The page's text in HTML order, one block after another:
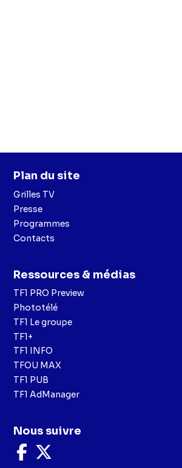
Plan du site
Grilles TV
Presse
Programmes
Contacts
Ressources & médias
TF1 PRO Preview
Phototélé
TF1 Le groupe
TF1+
TF1 INFO
TFOU MAX
TF1 PUB
TF1 AdManager
Nous suivre
Nous
suivre